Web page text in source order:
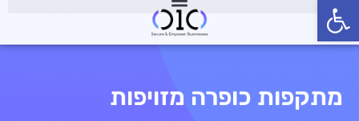
פתח סרגל נגישות
מתקפות כופרה מזויפות